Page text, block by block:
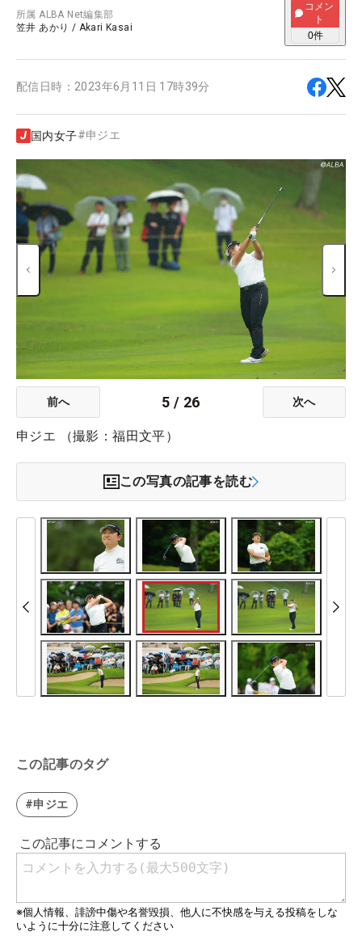
所属ALBA Net編集部
笠井 あかり / Akari Kasai
コメン
ト
0件
配信日時： 2023年6月11日 17時39分
国内女子#申ジエ
前へ 5 / 26 次へ
申ジエ （撮影：福田文平）
この写真の記事を読む
この記事のタグ
#申ジエ